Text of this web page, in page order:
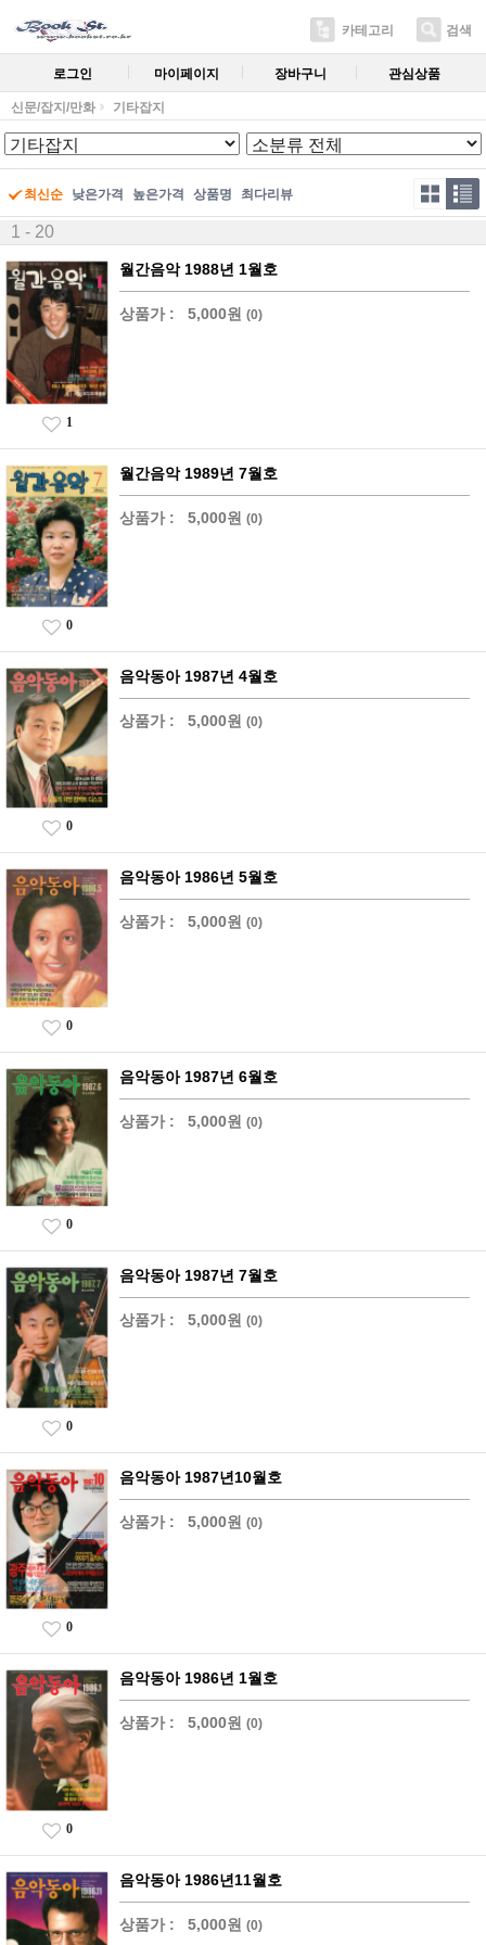
카테고리 검색
로그인 마이페이지 장바구니 관심상품
신문/잡지/만화 기타잡지
최신순 낮은가격 높은가격 상품명 최다리뷰
1 - 20
월간음악 1988년 1월호
상품가 : 5,000원 (0)
1
월간음악 1989년 7월호
상품가 : 5,000원 (0)
0
음악동아 1987년 4월호
상품가 : 5,000원 (0)
0
음악동아 1986년 5월호
상품가 : 5,000원 (0)
0
음악동아 1987년 6월호
상품가 : 5,000원 (0)
0
음악동아 1987년 7월호
상품가 : 5,000원 (0)
0
음악동아 1987년10월호
상품가 : 5,000원 (0)
0
음악동아 1986년 1월호
상품가 : 5,000원 (0)
0
음악동아 1986년11월호
상품가 : 5,000원 (0)